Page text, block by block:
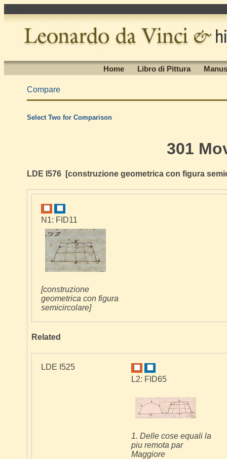
Home Libro di Pittura
Compare
Select Two for Comparison
301
LDE I576 [construzione geometrica con figura
N1: FID11
[construzione
geometrica con figura
semicircolare]
Related
LDE I525
L2: FID65
1. Delle cose equali la
piu remota par
Maggiore